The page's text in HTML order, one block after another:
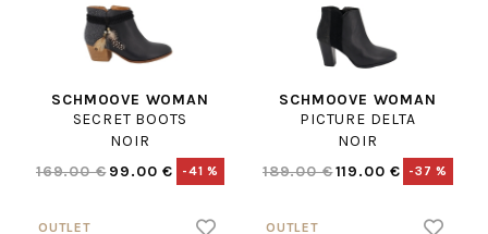
SCHMOOVE WOMAN
SECRET BOOTS
NOIR
169.00 € 99.00 € -41 %
SCHMOOVE WOMAN
PICTURE DELTA
NOIR
189.00 €119.00 € -37 %